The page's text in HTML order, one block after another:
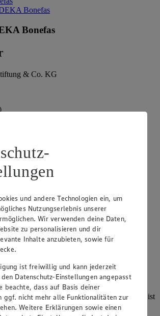
Bonefas
Bonefas
& Co. KG
suedwest.de
Freiburg i.B.
707629
gem. § 27a UStG:
Rainer Huber (Sprecher)
Fickert (Vorstandsmitglied), Jürgen
Patrick Mogck (Vorstandsmitglied),
ist urheberrechtlich geschützt. Der
Ihnen jedoch das Recht, den auf dieser
Text ganz oder ausschnittsweise zu
Aus Gründen des Urheberrechts ist
und Vervielfältigung von Bildmaterial
und andere Technologien ein, um
Nutzungserlebnis unserer
Wir verwenden deine Daten,
zu personalisieren und dir
Inhalte anzubieten, sowie für
ist freiwillig und kann jederzeit
Datenschutz-Einstellungen angepasst
beachte, dass auf Basis deiner
ggf. nicht mehr alle Funktionalitäten zur
Weitere Erklärungen sowie einen